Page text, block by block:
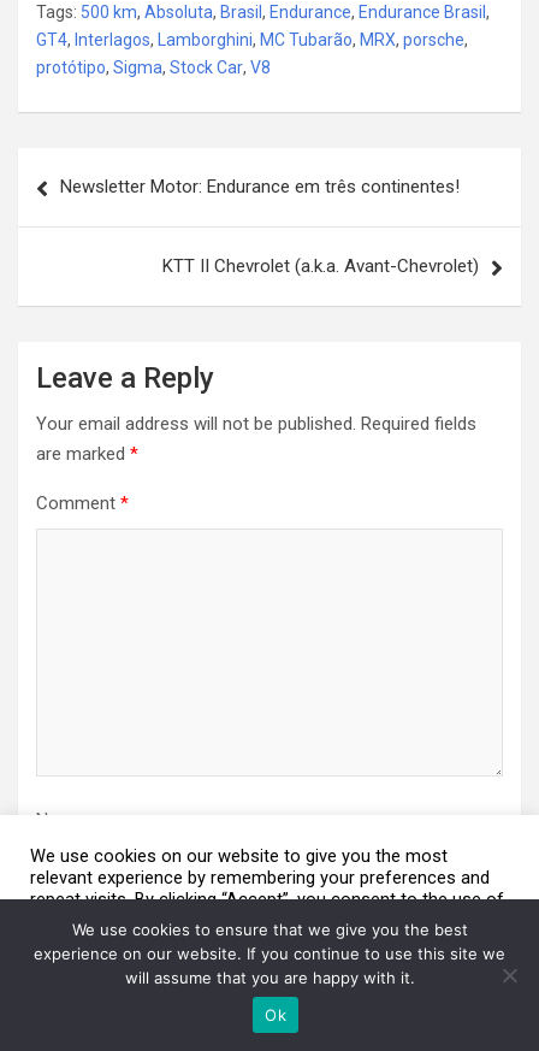
Tags: 500 km, Absoluta, Brasil , Endurance, Endurance Brasil ,
GT4, Interlagos, Lamborghini, MC Tubarão, MRX, porsche,
protótipo, Sigma, Stock Car, V8
navigation
Newsletter Motor: Endurance em três continentes!
KTT II Chevrolet (a.k.a. Avant-Chevrolet)
Leave a Reply
Your email address will not be published. Required fields
are marked *
Comment *
Name
Email
We use cookies on our website to give you the most
relevant experience by remembering your preferences and
repeat visits. By clicking “Accept”, you consent to the use of
ALL the cookies.
Do not sell my personal information.
Aceito / Accept
We are using cookies to give you the best experience on our
website.
You can find out more about which cookies we are using or switch
them off in
We use cookies to ensure that we give you the best
experience on our website. If you continue to use this site we
will assume that you are happy with it.
Ok